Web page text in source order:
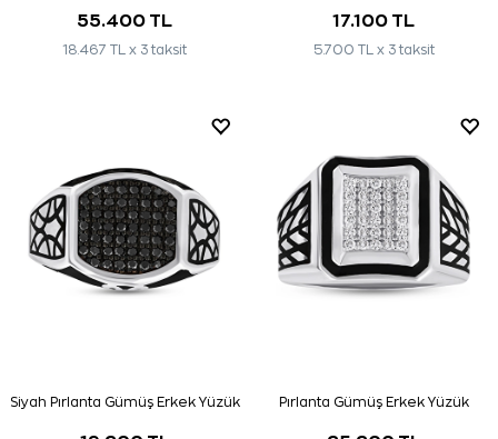
55.400 TL
18.467 TL x 3 taksit
17.100 TL
5.700 TL x 3 taksit
Siyah Pırlanta Gümüş Erkek Yüzük Pırlanta Gümüş Erkek Yüzük